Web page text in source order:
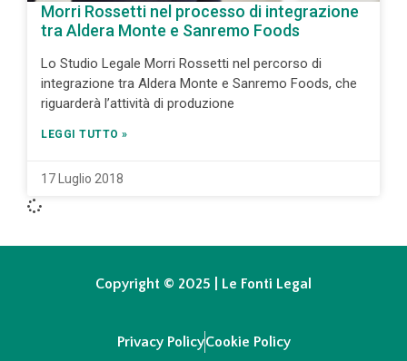
Morri Rossetti nel processo di integrazione
tra Aldera Monte e Sanremo Foods
Lo Studio Legale Morri Rossetti nel percorso di
integrazione tra Aldera Monte e Sanremo Foods, che
riguarderà l’attività di produzione
LEGGI TUTTO »
17 Luglio 2018
Copyright © 2025 | Le Fonti Legal
Privacy PolicyCookie Policy